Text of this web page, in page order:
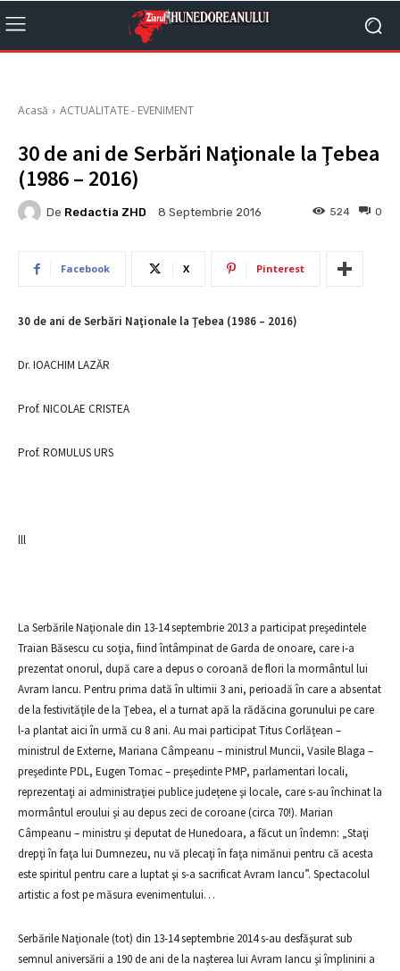
Acasă ACTUALITATE - EVENIMENT
30 de ani de Serbări Naţionale la Ţebea
(1986 – 2016)
De Redactia ZHD 8 Septembrie 2016 0
524
Facebook X Pinterest
30 de ani de Serbări Naţionale la Ţebea (1986 – 2016)
Dr. IOACHIM LAZĂR
Prof. NICOLAE CRISTEA
Prof. ROMULUS URS
lll
La Serbările Naţionale din 13-14 septembrie 2013 a participat preşedintele
Traian Băsescu cu soţia, fiind întâmpinat de Garda de onoare, care i-a
prezentat onorul, după care a depus o coroană de flori la mormântul lui
Avram Iancu. Pentru prima dată în ultimii 3 ani, perioadă în care a absentat
de la festivităţile de la Ţebea, el a turnat apă la rădăcina gorunului pe care
l-a plantat aici în urmă cu 8 ani. Au mai participat Titus Corlăţean –
ministrul de Externe, Mariana Câmpeanu – ministrul Muncii, Vasile Blaga –
preşedinte PDL, Eugen Tomac – preşedinte PMP, parlamentari locali,
reprezentaţi ai administraţiei publice judeţene şi locale, care s-au închinat la
mormântul eroului şi au depus zeci de coroane (circa 70!). Marian
Câmpeanu – ministru şi deputat de Hunedoara, a făcut un îndemn: „Staţi
drepţi în faţa lui Dumnezeu, nu vă plecaţi în faţa nimănui pentru că acesta
este spiritul pentru care a luptat şi s-a sacrificat Avram Iancu”. Spectacolul
artistic a fost pe măsura evenimentului…
Serbările Naţionale (tot) din 13-14 septembrie 2014 s-au desfăşurat sub
semnul aniversării a 190 de ani de la naşterea lui Avram Iancu şi împlinirii a